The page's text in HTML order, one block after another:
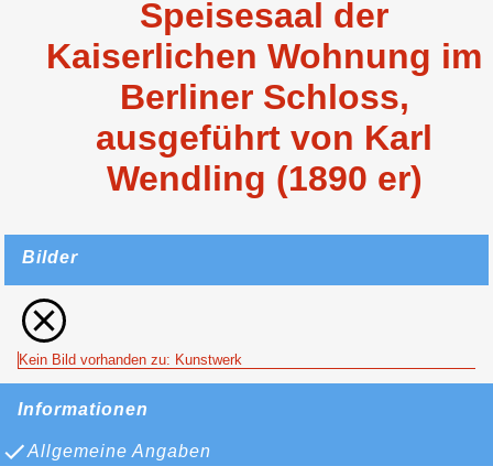
Speisesaal der
Kaiserlichen Wohnung im
Berliner Schloss,
ausgeführt von Karl
Wendling (1890 er)
Bilder
Kein Bild vorhanden zu: Kunstwerk
Informationen
Allgemeine Angaben